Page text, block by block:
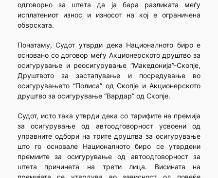
одговорно за штета да ја бара разликата меѓу
исплатениот износ и износот на кој е ограничена
обврската.
Понатаму, Судот утврди дека Националното биро е
основано со договор меѓу Акционерското друштво за
осигурување и реосигурување “Македонија”-Скопје,
Друштвото за застапување и посредување во
осигурувањето “Полиса” од Скопје и Акционерското
друштво за осигурување “Вардар” од Скопје.
Судот, исто така утврди дека со тарифите на премија
за осигурување од автоодговорност усвоени од
управните одбори на трите друштва за осигурување
што го основале Националното биро се утврдени
премиите за осигурување од автоодговорност за
штета причинета на трети лица. Висината на